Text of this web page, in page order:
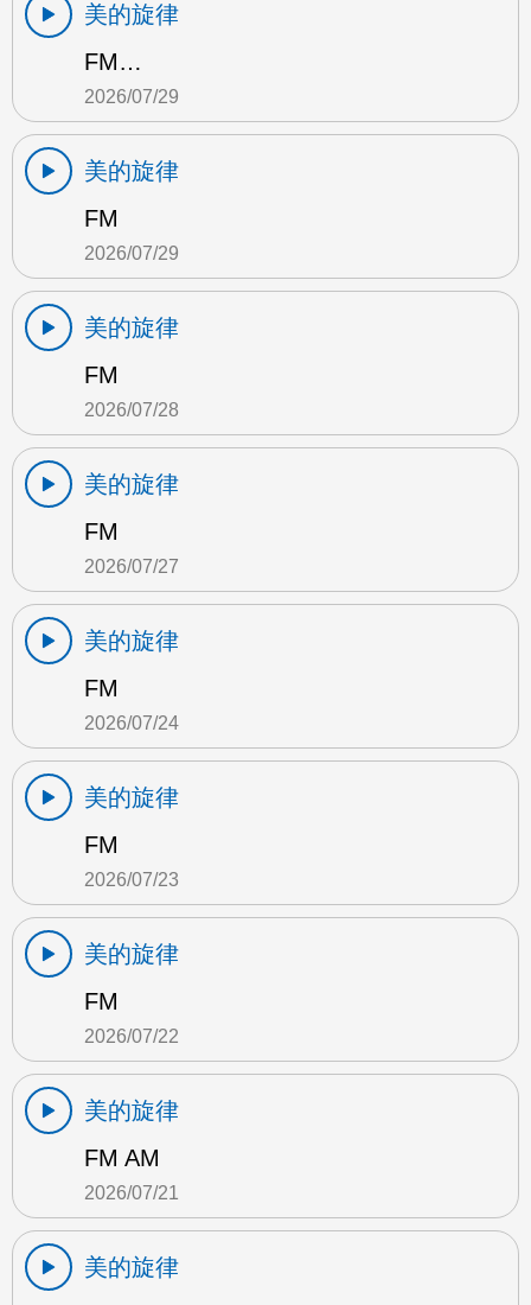
美的旋律
FM…
2026/07/29
美的旋律
FM
2026/07/29
美的旋律
FM
2026/07/28
美的旋律
FM
2026/07/27
美的旋律
FM
2026/07/24
美的旋律
FM
2026/07/23
美的旋律
FM
2026/07/22
美的旋律
FM AM
2026/07/21
美的旋律